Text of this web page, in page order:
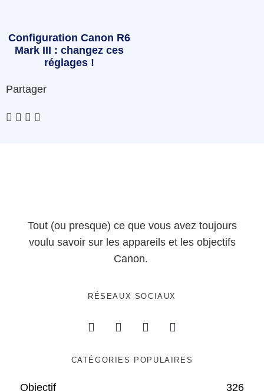
Configuration Canon R6
Mark III : changez ces
réglages !
Partager
Tout (ou presque) ce que vous avez toujours
voulu savoir sur les appareils et les objectifs
Canon.
RÉSEAUX SOCIAUX
CATÉGORIES POPULAIRES
Objectif 326